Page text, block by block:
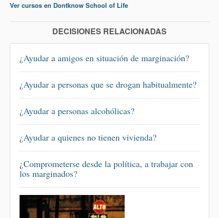
Ver cursos en Dontknow School of Life
DECISIONES RELACIONADAS
¿Ayudar a amigos en situación de marginación?
¿Ayudar a personas que se drogan habitualmente?
¿Ayudar a personas alcohólicas?
¿Ayudar a quienes no tienen vivienda?
¿Comprometerse desde la política, a trabajar con
los marginados?